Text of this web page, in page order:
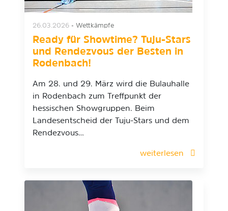
26.03.2026 • Wettkämpfe
Ready für Showtime? Tuju-Stars
und Rendezvous der Besten in
Rodenbach!
Am 28. und 29. März wird die Bulauhalle
in Rodenbach zum Treffpunkt der
hessischen Showgruppen. Beim
Landesentscheid der Tuju-Stars und dem
Rendezvous…
weiterlesen